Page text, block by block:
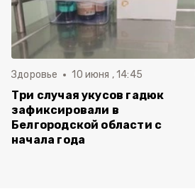
Здоровье 10 июня , 14:45
Три случая укусов гадюк
зафиксировали в
Белгородской области с
начала года